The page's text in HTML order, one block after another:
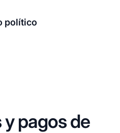
político
pagos de